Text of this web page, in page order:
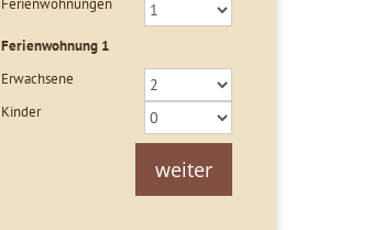
Ferienwohnungen
Ferienwohnung 1
Erwachsene
Kinder
weiter